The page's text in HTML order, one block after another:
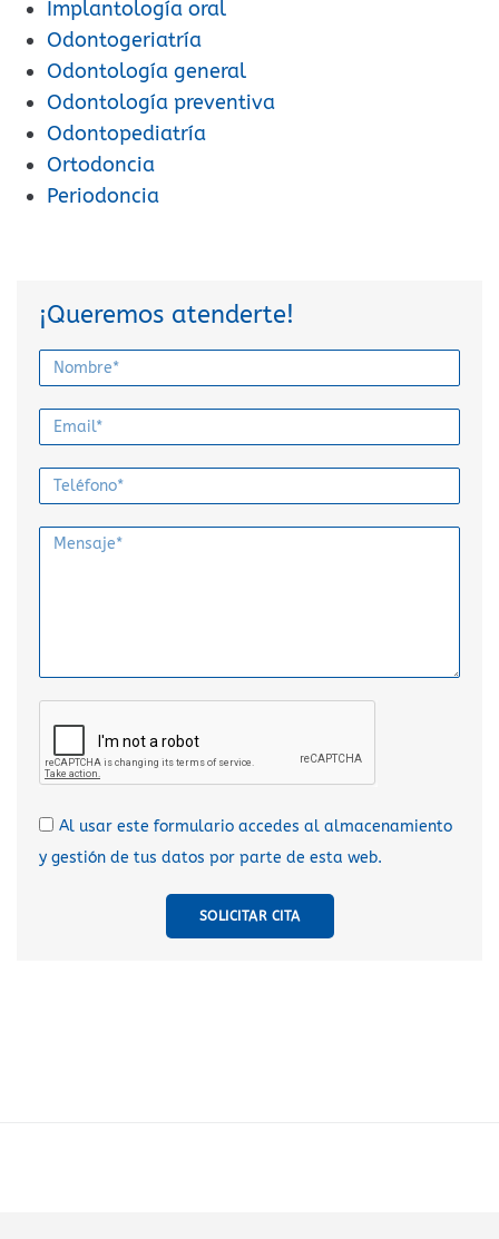
Implantología oral
Odontogeriatría
Odontología general
Odontología preventiva
Odontopediatría
Ortodoncia
Periodoncia
¡Queremos atenderte!
Al usar este formulario accedes al almacenamiento
y gestión de tus datos por parte de esta web.
SOLICITAR CITA